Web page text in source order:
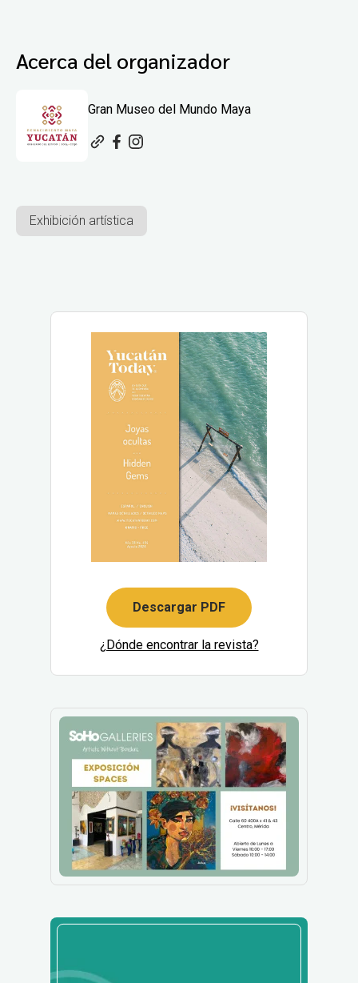
Acerca del organizador
Gran Museo del Mundo Maya
Exhibición artística
Descargar PDF
¿Dónde encontrar la revista?